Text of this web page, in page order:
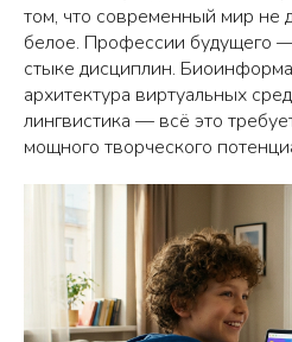
том, что современный мир не
белое. Профессии будущего
стыке дисциплин.
архитектура виртуальных
лингвистика — всё это
мощного творческого